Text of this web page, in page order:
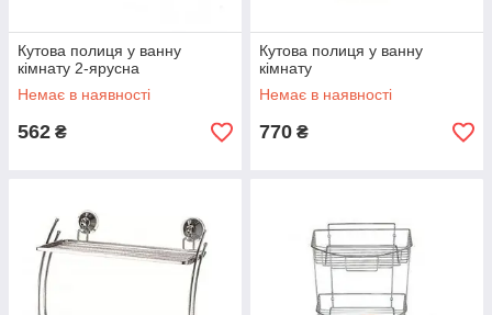
Кутова полиця у ванну
кімнату 2-ярусна
Немає в наявності
562 ₴
Кутова полиця у ванну
кімнату
Немає в наявності
770 ₴